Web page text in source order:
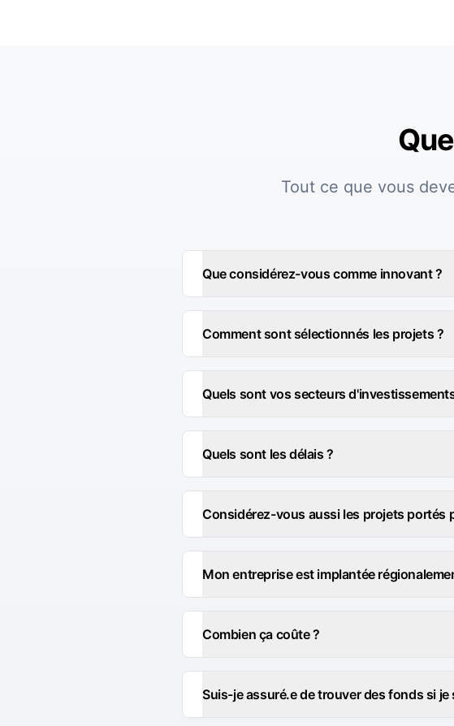
Tout ce que vous
Que considérez-vous comme innovant ?
Comment sont sélectionnés les projets ?
Quels sont vos secteurs
Quels sont les délais ?
Considérez-vous aussi les projets portés
Mon entreprise est implantée
Combien ça coûte ?
Suis-je assuré.e de trouver des fonds si